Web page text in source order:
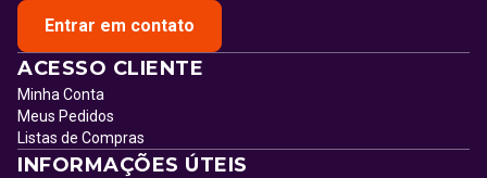
Entrar em contato
ACESSO CLIENTE
Minha Conta
Meus Pedidos
Listas de Compras
INFORMAÇÕES ÚTEIS